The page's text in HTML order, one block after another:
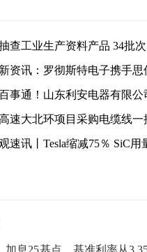
查工业生产资料产品 34批
速大北环项目采购电缆线一
息25基点，基准利率从3